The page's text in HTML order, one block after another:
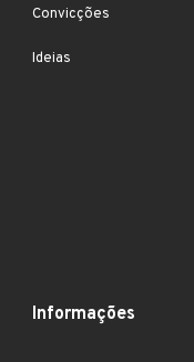
Convicções
Ideias
Informações